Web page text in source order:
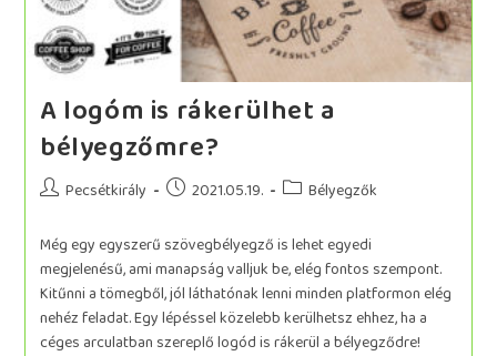
A logóm is rákerülhet a
bélyegzőmre?
Pecsétkirály 2021.05.19. Bélyegzők
Még egy egyszerű szövegbélyegző is lehet egyedi
megjelenésű, ami manapság valljuk be, elég fontos szempont.
Kitűnni a tömegből, jól láthatónak lenni minden platformon elég
nehéz feladat. Egy lépéssel közelebb kerülhetsz ehhez, ha a
céges arculatban szereplő logód is rákerül a bélyegződre!